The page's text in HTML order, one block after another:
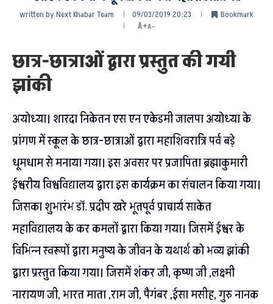
written byNext Khabar Team 09/03/2019 20:23
Bookmark
A+A-
छात्र-छात्राओं द्वारा प्रस्तुत की गयी
झांकी
अयोध्या। शारदा निकेतन एस एन एकेडमी जालपा अयोध्या के
प्रांगण में स्कूल के छात्र-छात्राओं द्वारा महाशिवरात्रि पर्व बड़े
धूमधाम से मनाया गया। इस अवसर पर प्रजापिता ब्रह्माकुमारी
ईश्वरीय विश्वविद्यालय द्वारा इस कार्यक्रम का संचालन किया गया।
जिसका शुभारंभ डॉ. प्रदीप खरे भूतपूर्व प्राचार्य साकेत
महाविद्यालय के कर कमलों द्वारा किया गया। जिसमें ईश्वर के
विभिन्न स्वरूपों द्वारा मनुष्य के जीवन के यथार्थ को भव्य झांकी
द्वारा प्रस्तुत किया गया। जिसमें शंकर जी, कृष्ण जी ,लक्ष्मी
नारायण जी, भारत माता ,राम जी, पैगंबर ,ईसा मसीह, गुरु नानक